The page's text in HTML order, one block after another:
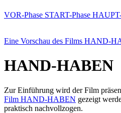
VOR-Phase START-Phase
Eine Vorschau des Films HAND-
HAND-HABEN
Zur Einführung wird der Film
Film HAND-HABEN gezeigt
praktisch nachvollzogen.